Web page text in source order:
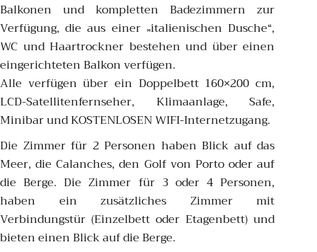
Balkonen und kompletten Badezimmern zur
Verfügung, die aus einer „italienischen Dusche“,
WC und Haartrockner bestehen und über einen
eingerichteten Balkon verfügen.
Alle verfügen über ein Doppelbett 160×200 cm,
LCD-Satellitenfernseher, Klimaanlage, Safe,
Minibar und KOSTENLOSEN WIFI-Internetzugang.
Die Zimmer für 2 Personen haben Blick auf das
Meer, die Calanches, den Golf von Porto oder auf
die Berge. Die Zimmer für 3 oder 4 Personen,
haben ein zusätzliches Zimmer mit
Verbindungstür (Einzelbett oder Etagenbett) und
bieten einen Blick auf die Berge.